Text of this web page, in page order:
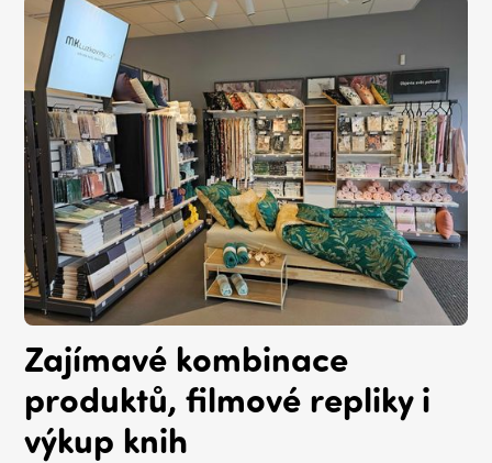
Zajímavé kombinace
produktů, filmové repliky i
výkup knih